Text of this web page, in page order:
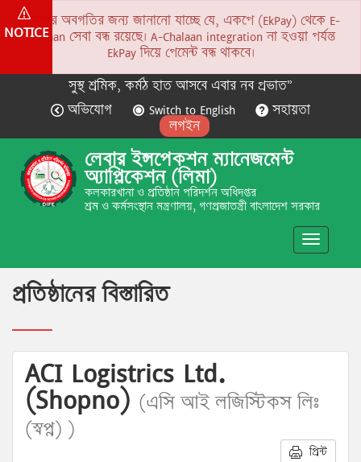
NOTICE
সকলের অবগতির জন্য জানানো যাচ্ছে যে, একপে (EkPay) থেকে E-
Chalaan সেবা বন্ধ রয়েছে। A-Chalaan integration না হওয়া পর্যন্ত
EkPay দিয়ে পেমেন্ট বন্ধ থাকবে।
সুস্থ শ্রমিক, কর্মঠ হাত আসবে এবার নব প্রভাত”
অভিযোগ
Switch to English
সহায়তা
লগইন
লেবার ইন্সপেকশন ম্যানেজমেন্ট
অ্যাপ্লিকেশন (লিমা)
কলকারখানা ও প্রতিষ্ঠান পরিদর্শন অধিদপ্তর
শ্রম ও কর্মসংস্থান মন্ত্রণালয়, গণপ্রজাতন্ত্রী বাংলাদেশ সরকার
Toggle
প্রতিষ্ঠানের বিস্তারিত
ACI Logistrics Ltd.
(Shopno) (এসি আই লজিস্টিকস লিঃ
(স্বপ্ন) )
প্রিন্ট